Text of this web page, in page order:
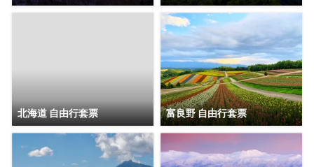
北海道 自由行套票 富良野 自由行套票